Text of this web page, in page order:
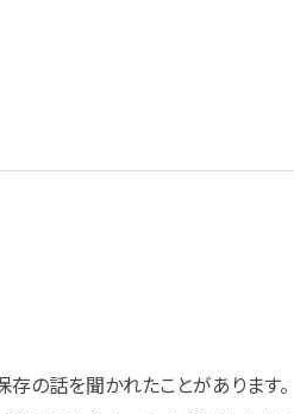
の話を聞かれたことがあります。